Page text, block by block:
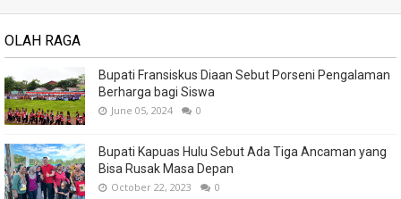
OLAH RAGA
Bupati Fransiskus Diaan Sebut Porseni Pengalaman
Berharga bagi Siswa
June 05, 2024 0
Bupati Kapuas Hulu Sebut Ada Tiga Ancaman yang
Bisa Rusak Masa Depan
October 22, 2023 0